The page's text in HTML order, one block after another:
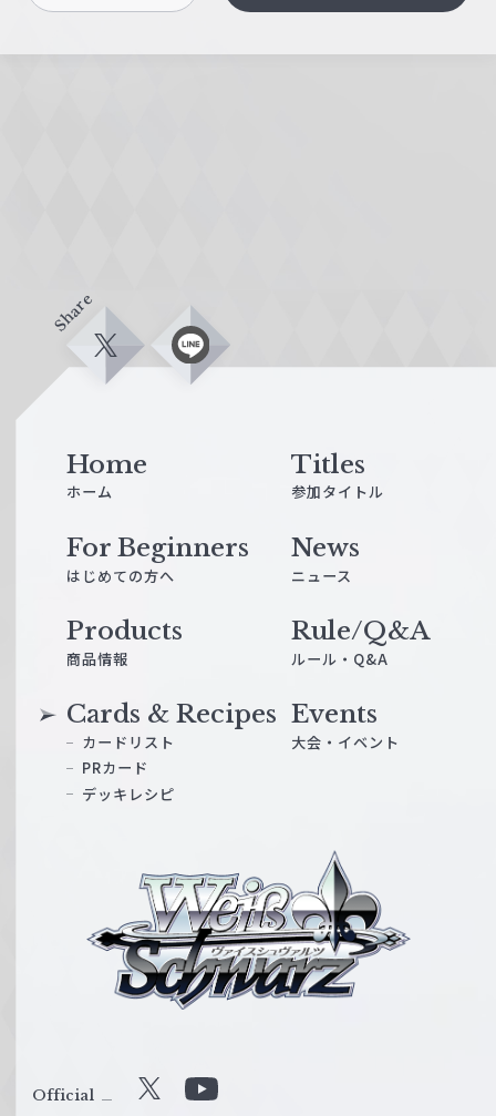
Share
X L
ス
ル
Home
ホーム
Titles
参加タイトル
For Beginners
はじめての方へ
News
ニュース
Products
商品情報
Cards & Recipes
カードリスト
PRカード
デッキレシピ
Events
大会・イベント
Rule/Q&A
ルール・Q&A
Official X